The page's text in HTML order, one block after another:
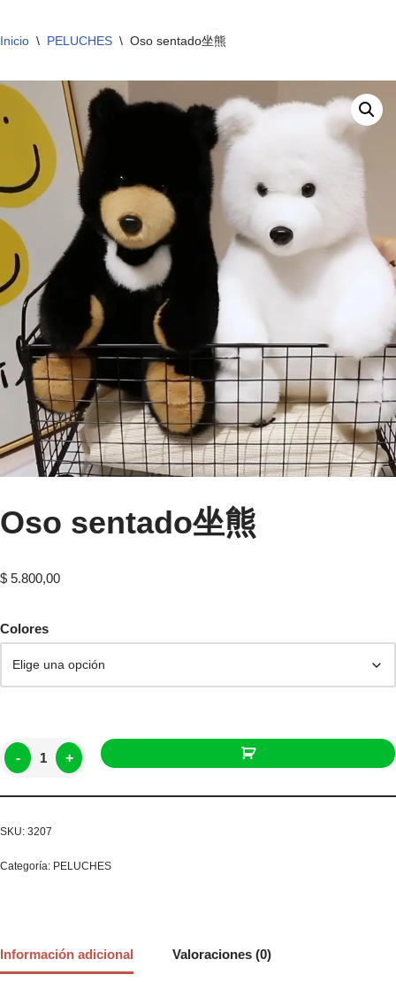
Inicio \ PELUCHES \ Oso sentado坐熊
Oso sentado坐熊
$ 5.800,00
Colores
- +
SKU: 3207
Categoría: PELUCHES
Información adicional Valoraciones (0)